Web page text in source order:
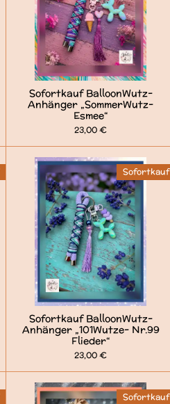
Sofortkauf BalloonWutz-
Anhänger „SommerWutz-
Esmee“
23,00 €
Sofortkauf
Sofortkauf BalloonWutz-
Anhänger „101Wutze- Nr.99
Flieder“
23,00 €
Sofortkauf